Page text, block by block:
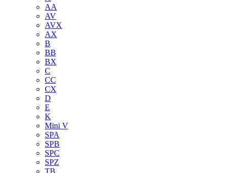
AA
AV
AVX
AX
B
BB
BX
C
CC
CX
D
E
K
Mini V
SPA
SPB
SPC
SPZ
TB